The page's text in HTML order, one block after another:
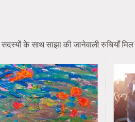
के साथ साझा की जानेवाली रुचियाँ मिल